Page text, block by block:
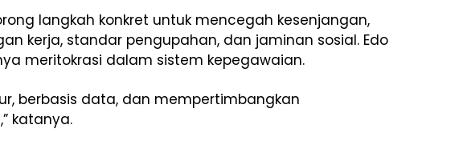
langkah konkret untuk mencegah kesenjangan,
kerja, standar pengupahan, dan jaminan sosial. Edo
meritokrasi dalam sistem kepegawaian.
berbasis data, dan mempertimbangkan
katanya.